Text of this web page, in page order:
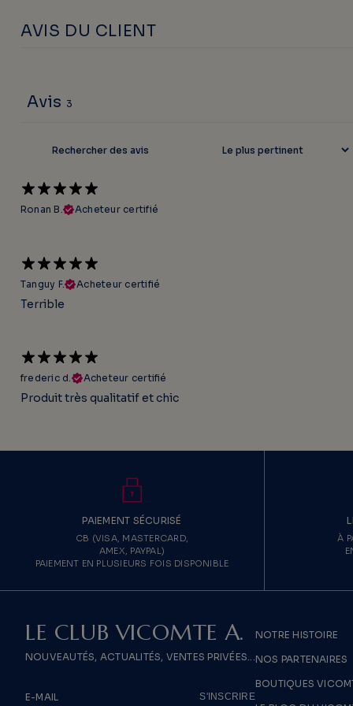
AVIS DU CLIENT
Avis 3
Ronan B.
Acheteur certifié
Tanguy F.
Acheteur certifié
Terrible
frederic d.
Acheteur certifié
Produit très qualitatif et chic
PAIEMENT SÉCURISÉ
CB (VISA, MASTERCARD,
AMEX, PAYPAL)
PAIEMENT EN PLUSIEURS FOIS DISPONIBLE
À
LE CLUB VICOMTE A.
NOUVEAUTÉS, ACTUALITÉS, VENTES PRIVÉES...
E-MAIL S'INSCRIRE
NOTRE HISTOIRE
NOS PARTENAIRES
BOUTIQUES